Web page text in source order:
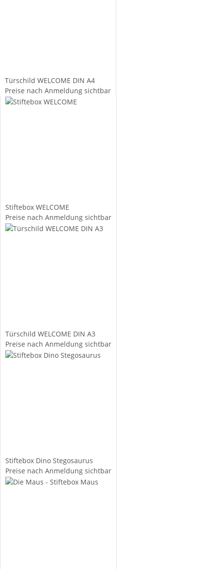
Türschild WELCOME DIN A4
Preise nach Anmeldung sichtbar
Stiftebox WELCOME
Preise nach Anmeldung sichtbar
Türschild WELCOME DIN A3
Preise nach Anmeldung sichtbar
Stiftebox Dino Stegosaurus
Preise nach Anmeldung sichtbar